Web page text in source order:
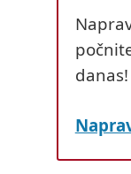
danas!